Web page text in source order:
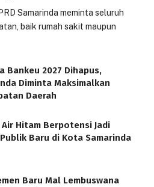
Samarinda meminta seluruh
baik rumah sakit maupun
Bankeu 2027 Dihapus,
Diminta Maksimalkan
Daerah
Hitam Berpotensi Jadi
Baru di Kota Samarinda
Baru Mal Lembuswana